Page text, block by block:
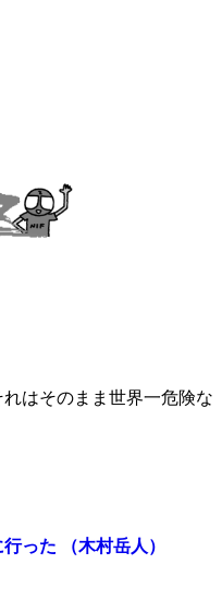
はそのまま世界一危険な
った （木村岳人）